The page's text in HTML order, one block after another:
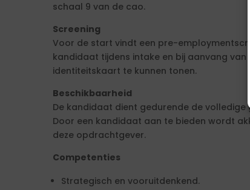
schaal 9 van de cao.
Screening
Voor de start vindt een pre-
kandidaat tijdens intake en bij aanvang
identiteitskaart te kunnen tonen.
Beschikbaarheid
De kandidaat dient gedurende de
Door een kandidaat aan te bieden wordt
deze opdrachtgever.
Competenties
Strategisch en vooruitdenkend.